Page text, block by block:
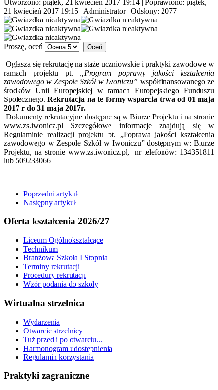
Utworzono: piątek, 21 kwiecień 2017 19:14
Poprawiono: piątek,
21 kwiecień 2017 19:15 | Administrator| Odsłony: 2077
Proszę, oceń
Ogłasza się rekrutację na staże uczniowskie i praktyki zawodowe w
ramach projektu pt.
„Program poprawy jakości kształcenia
zawodowego w Zespole Szkół w Iwoniczu” współfinansowanego ze
środków Unii Europejskiej w ramach Europejskiego Funduszu
Społecznego.Rekrutacja na te formy wsparcia trwa od 01 maja
2017 r do 31 maja 2017r.
Dokumenty rekrutacyjne dostępne są w Biurze Projektu i na stronie
www.zs.iwonicz.pl Szczegółowe informacje znajdują się w
Regulaminie realizacji projektu pt. „Poprawa jakości kształcenia
zawodowego w Zespole Szkół w Iwoniczu” dostępnym w: Biurze
Projektu, na stronie www.zs.iwonicz.pl, nr telefonów: 134351811
lub 509233066
Poprzedni artykuł
Następny artykuł
Oferta kształcenia 2026/27
Liceum Ogólnokształcące
Technikum
Branżowa Szkoła I Stopnia
Terminy rekrutacji
Procedury rekrutacji
Wzór podania do szkoły
Wirtualna strzelnica
Wydarzenia
Otwarcie strzelnicy
Tuż przed i po otwarciu...
Harmonogram udostępnienia
Regulamin korzystania
Praktyki zagraniczne